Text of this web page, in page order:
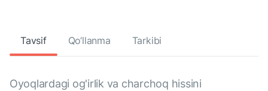
Tavsif Qo‘llanma Tarkibi
Oyoqlardagi og'irlik va charchoq hissini